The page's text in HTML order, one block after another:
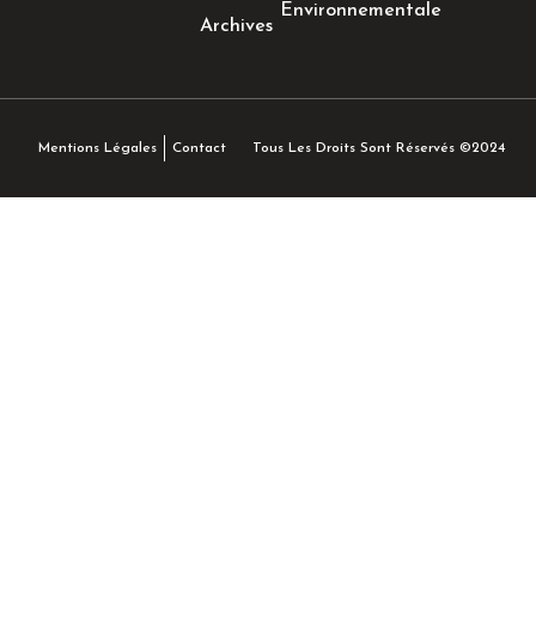
Archives
Environnementale
Mentions Légales Contact Tous Les Droits Sont Réservés ©2024